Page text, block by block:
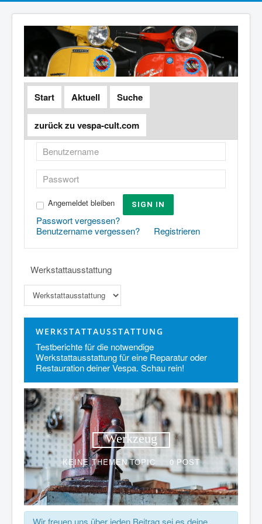
Start Aktuell Suche
zurück zu vespa-cult.com
Angemeldet bleiben SIGN IN
Passwort vergessen?
Benutzername vergessen?
Registrieren
Werkstattausstattung
WERKSTATTAUSSTATTUNG
Testberichte für die notwendige
Werkstattausstattung für eine Reparatur oder
Restauration deiner Vespa. Schau rein!
Werkzeug
KEINE THEMEN TOPIC 0 POST
Keine Themen
Wir freuen uns über jeden Beitrag sei es deine